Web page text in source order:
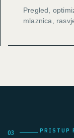
Pregled,
mlaznica,
03 PRISTUP